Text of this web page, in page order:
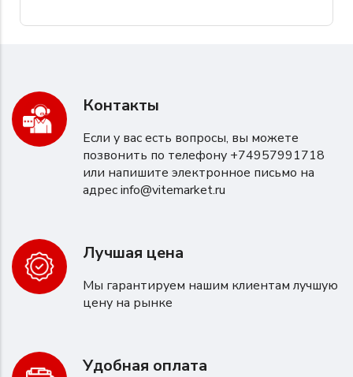
Контакты
Если у вас есть вопросы, вы можете
позвонить по телефону +74957991718
или напишите электронное письмо на
адресinfo@vitemarket.ru
Лучшая цена
Мы гарантируем нашим клиентам лучшую
цену на рынке
Удобная оплата